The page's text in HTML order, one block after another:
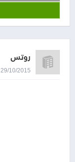
روتس
29/10/2015 12:28 صباحاً